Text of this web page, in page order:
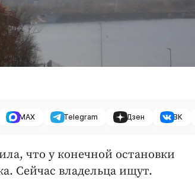
MAX Telegram Дзен ВК
что у конечной остановки
Сейчас владельца ищут.